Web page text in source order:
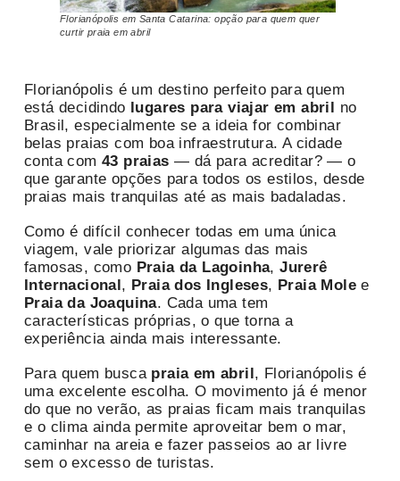
Florianópolis em Santa Catarina: opção para quem quer
curtir praia em abril
Florianópolis é um destino perfeito para quem
está decidindo
lugares para viajar em abril no
Brasil, especialmente se a ideia for combinar
belas praias com boa infraestrutura. A cidade
conta com43 praias — dá para acreditar? — o
que garante opções para todos os estilos, desde
praias mais tranquilas até as mais badaladas.
Como é difícil conhecer todas em uma única
viagem, vale priorizar algumas das mais
famosas, como Praia da Lagoinha,Jurerê
Internacional , Praia dos Ingleses, Praia Mole e
Praia da Joaquina. Cada uma tem
características próprias, o que torna a
experiência ainda mais interessante.
Para quem busca praia em abril , Florianópolis é
uma excelente escolha. O movimento já é menor
do que no verão, as praias ficam mais tranquilas
e o clima ainda permite aproveitar bem o mar,
caminhar na areia e fazer passeios ao ar livre
sem o excesso de turistas.